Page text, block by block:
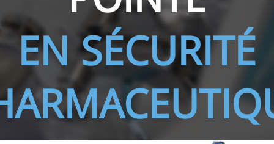
THS/PH21N-FB THS/PH21N-FFV
THS/
D25
EN SÉCURITÉ